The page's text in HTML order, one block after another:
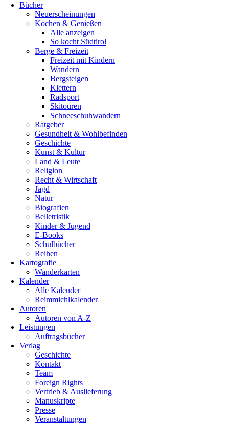
Bücher
Neuerscheinungen
Kochen & Genießen
Alle anzeigen
So kocht Südtirol
Berge & Freizeit
Freizeit mit Kindern
Wandern
Bergsteigen
Klettern
Radsport
Skitouren
Schneeschuhwandern
Ratgeber
Gesundheit & Wohlbefinden
Geschichte
Kunst & Kultur
Land & Leute
Religion
Recht & Wirtschaft
Jagd
Natur
Biografien
Belletristik
Kinder & Jugend
E-Books
Schulbücher
Reihen
Kartografie
Wanderkarten
Kalender
Alle Kalender
Reimmichlkalender
Autoren
Autoren von A-Z
Leistungen
Auftragsbücher
Verlag
Geschichte
Kontakt
Team
Foreign Rights
Vertrieb & Auslieferung
Manuskripte
Presse
Veranstaltungen